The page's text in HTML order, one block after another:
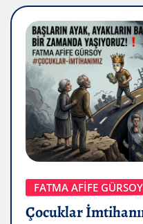
FATMA AFİFE GÜRSOY
Çocuklar